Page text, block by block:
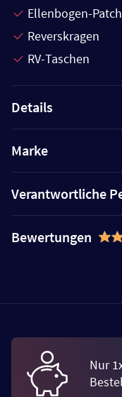
Ellenbogen-
Reverskragen
RV-Taschen
Details
Marke
Verantwortliche
Bewertungen
Nur